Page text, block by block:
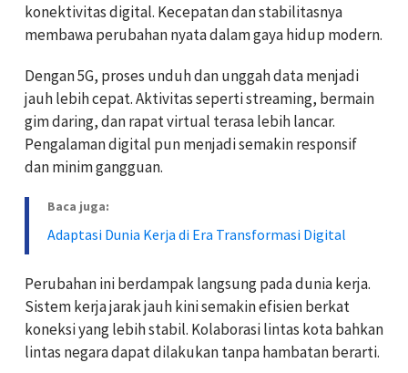
konektivitas digital. Kecepatan dan stabilitasnya
membawa perubahan nyata dalam gaya hidup modern.
Dengan 5G, proses unduh dan unggah data menjadi
jauh lebih cepat. Aktivitas seperti streaming, bermain
gim daring, dan rapat virtual terasa lebih lancar.
Pengalaman digital pun menjadi semakin responsif
dan minim gangguan.
Baca juga:
Adaptasi Dunia Kerja di Era Transformasi Digital
Perubahan ini berdampak langsung pada dunia kerja.
Sistem kerja jarak jauh kini semakin efisien berkat
koneksi yang lebih stabil. Kolaborasi lintas kota bahkan
lintas negara dapat dilakukan tanpa hambatan berarti.